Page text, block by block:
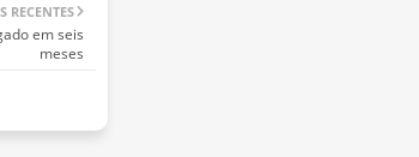
RECENTES
em seis
meses